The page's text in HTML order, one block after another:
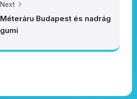
Next
Méteráru Budapest és nadrág
gumi